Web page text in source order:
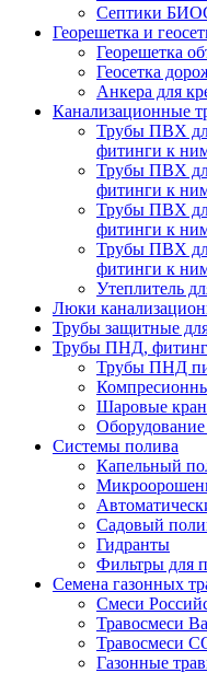
Септики
Георешетка и
Георешетка
Геосетка
Анкера для
Канализационные
Трубы ПВХ
фитинги к
Трубы ПВХ
фитинги к
Трубы ПВХ
фитинги к
Трубы ПВХ
фитинги к
Утеплитель
Люки
Трубы защитные
Трубы ПНД,
Трубы ПНД
Шаровые
Системы полива
Капельный
Садовый
Гидранты
Фильтры для
Семена газонных
Смеси
Травосмеси
Травосмеси
Газонные